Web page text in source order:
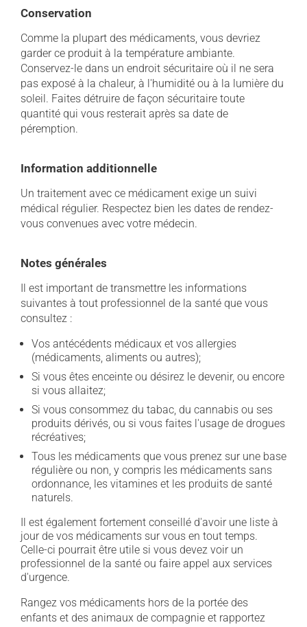
Conservation
Comme la plupart des médicaments, vous devriez
garder ce produit à la température ambiante.
Conservez-le dans un endroit sécuritaire où il ne sera
pas exposé à la chaleur, à l'humidité ou à la lumière du
soleil. Faites détruire de façon sécuritaire toute
quantité qui vous resterait après sa date de
péremption.
Information additionnelle
Un traitement avec ce médicament exige un suivi
médical régulier. Respectez bien les dates de rendez-
vous convenues avec votre médecin.
Notes générales
Il est important de transmettre les informations
suivantes à tout professionnel de la santé que vous
consultez :
Vos antécédents médicaux et vos allergies
(médicaments, aliments ou autres);
Si vous êtes enceinte ou désirez le devenir, ou encore
si vous allaitez;
Si vous consommez du tabac, du cannabis ou ses
produits dérivés, ou si vous faites l'usage de drogues
récréatives;
Tous les médicaments que vous prenez sur une base
régulière ou non, y compris les médicaments sans
ordonnance, les vitamines et les produits de santé
naturels.
Il est également fortement conseillé d'avoir une liste à
jour de vos médicaments sur vous en tout temps.
Celle-ci pourrait être utile si vous devez voir un
professionnel de la santé ou faire appel aux services
d'urgence.
Rangez vos médicaments hors de la portée des
enfants et des animaux de compagnie et rapportez